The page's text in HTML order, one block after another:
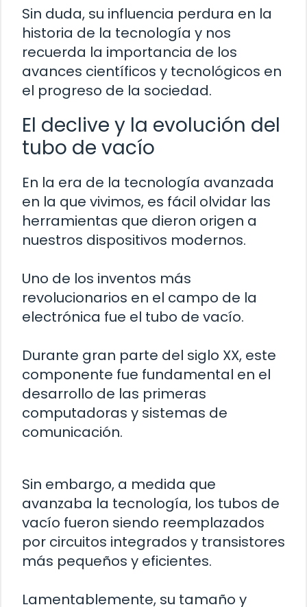
Sin duda, su influencia perdura en la
historia de la tecnología y nos
recuerda la importancia de los
avances científicos y tecnológicos en
el progreso de la sociedad.
El declive y la evolución del
tubo de vacío
En la era de la tecnología avanzada
en la que vivimos, es fácil olvidar las
herramientas que dieron origen a
nuestros dispositivos modernos.
Uno de los inventos más
revolucionarios en el campo de la
electrónica fue el tubo de vacío.
Durante gran parte del siglo XX, este
componente fue fundamental en el
desarrollo de las primeras
computadoras y sistemas de
comunicación.
Sin embargo, a medida que
avanzaba la tecnología, los tubos de
vacío fueron siendo reemplazados
por circuitos integrados y transistores
más pequeños y eficientes.
Lamentablemente, su tamaño y